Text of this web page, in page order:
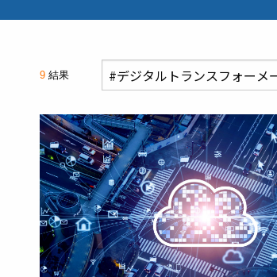
9結果